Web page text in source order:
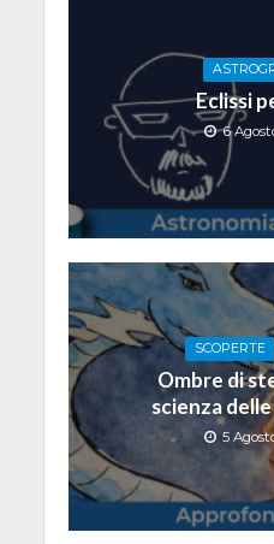
Eclissi
6
SCOPERTE
Ombre di
scienza
5